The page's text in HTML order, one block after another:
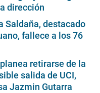
dirección
Saldaña, destacado
fallece a los 76
retirarse de la
salida de UCI,
Jazmin Gutarra